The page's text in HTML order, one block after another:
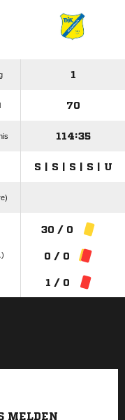
1
70
114:35
S | S | S | S | U
30 / 0
0 / 0
1 / 0
MELDEN